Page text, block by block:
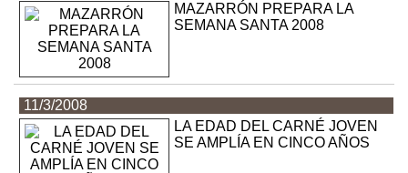
MAZARRÓN PREPARA LA
SEMANA SANTA 2008
11/3/2008
LA EDAD DEL CARNÉ JOVEN
SE AMPLÍA EN CINCO AÑOS